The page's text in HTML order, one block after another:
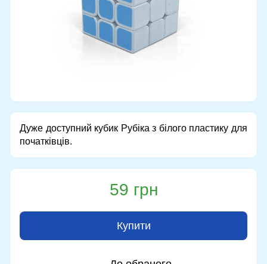
Дуже доступний кубик Рубіка з білого пластику для
початківців.
59 грн
Купити